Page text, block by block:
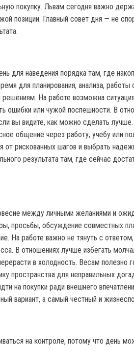
покупку. Львам сегодня важно
позиции. Главный совет дня — не
для наведения порядка там, где
для планирования, анализа, работы
На работе возможна
ошибки или чужой поспешности. В
вы видите, как можно сделать лучше.
общение через работу, учебу или
от рискованных шагов и выбрать
результата там, где сейчас
между личными желаниями и
просьбы, обсуждение совместных
На работе важно не тянуть с
В отношениях лучше избегать
в холодность. Весам полезно
пространства для неправильных
на покупки ради внешнего
вариант, а самый честный и
на контроле, потому что день